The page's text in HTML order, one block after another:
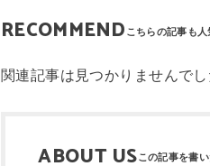
RECOMMEND
関連記事は見つかりませんでし
ABOUT US